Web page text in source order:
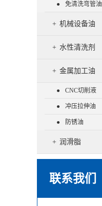
免清洗弯管油
机械设备油
水性清洗剂
金属加工油
CNC切削液
冲压拉伸油
防锈油
润滑脂
联系我们